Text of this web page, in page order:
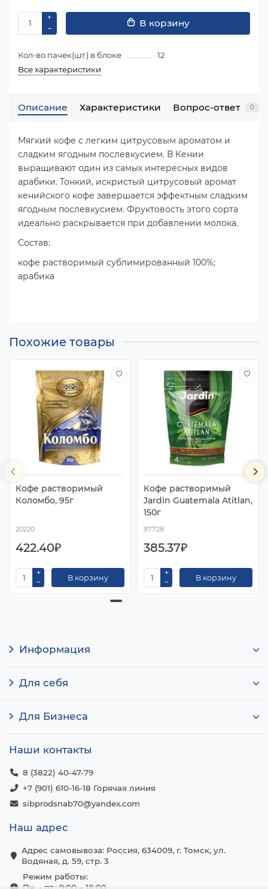
В корзину
Кол-во пачек(шт.) в блоке
12
Все характеристики
Описание Характеристики Вопрос-ответ 0
Мягкий кофе с легким цитрусовым ароматом и
сладким ягодным послевкусием. В Кении
выращивают один из самых интересных видов
арабики. Тонкий, искристый цитрусовый аромат
кенийского кофе завершается эффектным сладким
ягодным послевкусием. Фруктовость этого сорта
идеально раскрывается при добавлении молока.
Состав:
кофе растворимый сублимированный 100%;
арабика
Похожие товары
Кофе растворимый
Коломбо, 95г
20220
422.40₽
В корзину
Кофе растворимый
Jardin Guatemala Atitlan,
150г
97728
385.37₽
В корзину
Информация
Для себя
Для Бизнеса
Наши контакты
8 (3822) 40-47-79
+7 (901) 610-16-18 Горячая линия
sibprodsnab70@yandex.com
Наш адрес
Адрес самовывоза: Россия, 634009, г. Томск, ул.
Водяная, д. 59, стр. 3
Режим работы: